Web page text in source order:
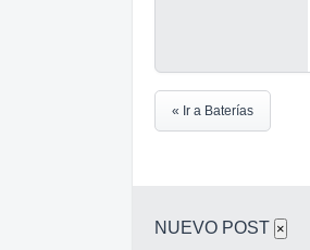
« Ir a Baterías
NUEVO POST ×